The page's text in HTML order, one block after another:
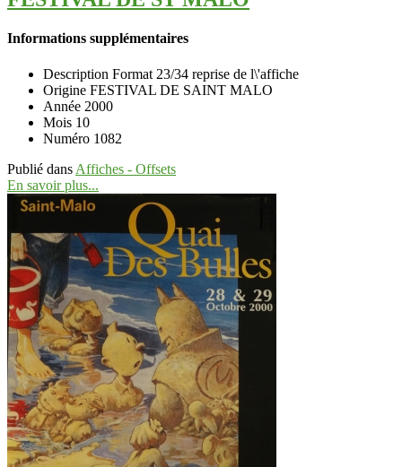
Informations supplémentaires
Description Format 23/34 reprise de l\'affiche
Origine FESTIVAL DE SAINT MALO
Année 2000
Mois 10
Numéro 1082
Publié dans Affiches - Offsets
En savoir plus...